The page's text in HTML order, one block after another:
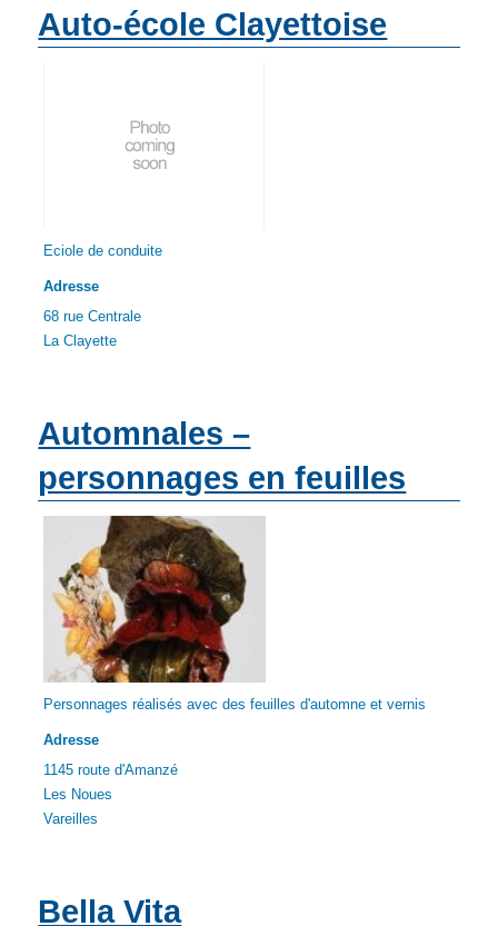
Auto-école Clayettoise
Eciole de conduite
Adresse
68 rue Centrale
La Clayette
Automnales –
personnages en feuilles
Personnages réalisés avec des feuilles d'automne et vernis
Adresse
1145 route d'Amanzé
Les Noues
Vareilles
Bella Vita